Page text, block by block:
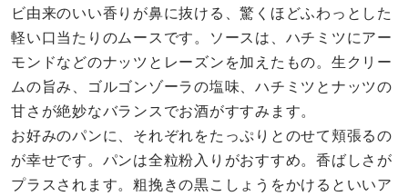
ビ由来のいい香りが鼻に抜ける、驚くほどふわっとした
軽い口当たりのムースです。ソースは、ハチミツにアー
モンドなどのナッツとレーズンを加えたもの。生クリー
ムの旨み、ゴルゴンゾーラの塩味、ハチミツとナッツの
甘さが絶妙なバランスでお酒がすすみます。
お好みのパンに、それぞれをたっぷりとのせて頬張るの
が幸せです。パンは全粒粉入りがおすすめ。香ばしさが
プラスされます。粗挽きの黒こしょうをかけるといいア